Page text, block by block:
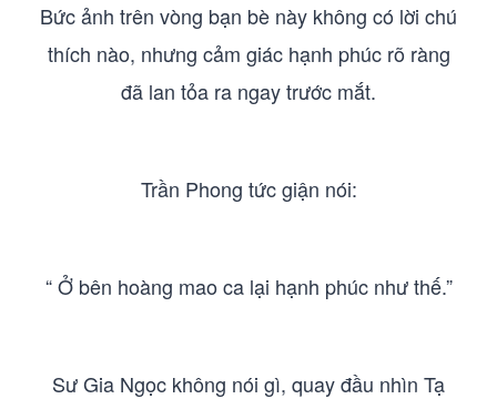
Bức ảnh trên vòng bạn bè này không có lời chú
thích nào, nhưng cảm giác hạnh phúc rõ ràng
đã lan tỏa ra ngay trước mắt.
Trần Phong tức giận nói:
“ Ở bên hoàng mao ca lại hạnh phúc như thế.”
Sư Gia Ngọc không nói gì, quay đầu nhìn Tạ